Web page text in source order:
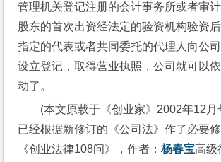
管理机关登记注册的会计事务所或者审计
股东的首次出资经法定的验资机构验资
指定的代表或者共同委托的代理人向公
设立登记，取得营业执照，公司就可以
动了。
(本文原载于《创业家》2002年12
已经根据新修订的《公司法》作了必要
《创业法律108问》，作者：杨春宝高级